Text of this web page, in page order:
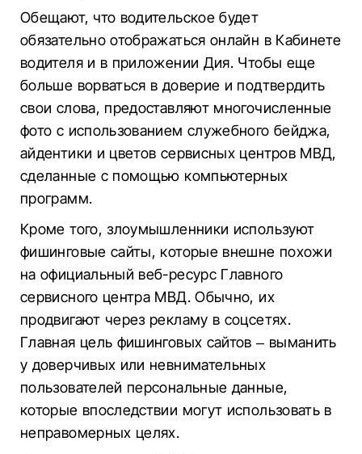
Обещают, что водительское будет
обязательно отображаться онлайн в Кабинете
водителя и в приложении Дия. Чтобы еще
больше ворваться в доверие и подтвердить
свои слова, предоставляют многочисленные
фото с использованием служебного бейджа,
айдентики и цветов сервисных центров МВД,
сделанные с помощью компьютерных
программ.
Кроме того, злоумышленники используют
фишинговые сайты, которые внешне похожи
на официальный веб-ресурс Главного
сервисного центра МВД. Обычно, их
продвигают через рекламу в соцсетях.
Главная цель фишинговых сайтов – выманить
у доверчивых или невнимательных
пользователей персональные данные,
которые впоследствии могут использовать в
неправомерных целях.